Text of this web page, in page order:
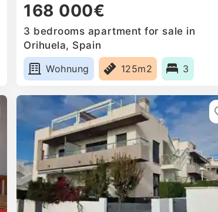
168 000€
3 bedrooms apartment for sale in
Orihuela, Spain
Wohnung
125m2 3